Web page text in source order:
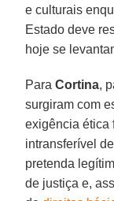
e culturais
Estado deve
hoje se
ParaCortina,
surgiram com
exigência ética
intransferível
pretenda
de justiça e,